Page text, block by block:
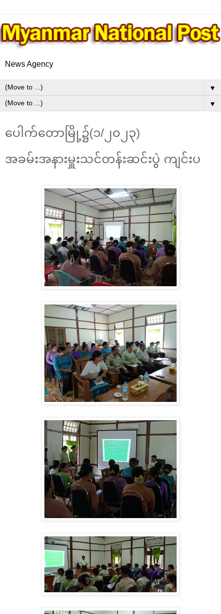
News Agency
▼
▼
ပေါက်တောမြို့၌(၁/၂၀၂၃)
အခမ်းအနားမှူးသင်တန်းဆင်းပွဲ ကျင်းပ